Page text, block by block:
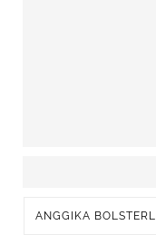
ANGGIKA BOLSTERLI